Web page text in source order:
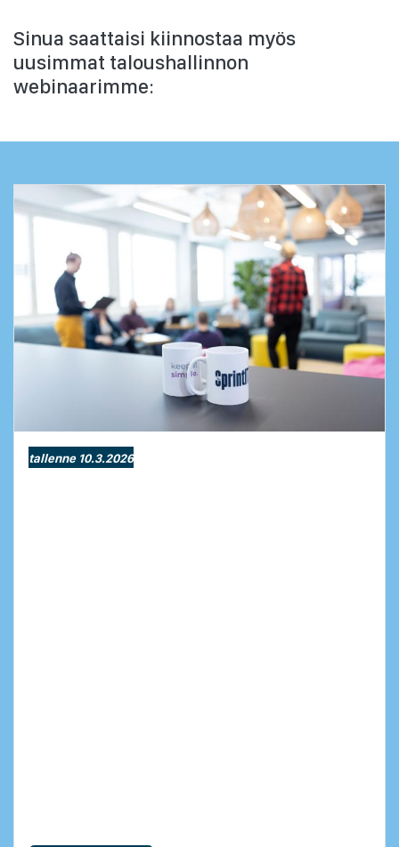
Sinua saattaisi kiinnostaa myös
uusimmat taloushallinnon
webinaarimme:
tallenne 10.3.2026